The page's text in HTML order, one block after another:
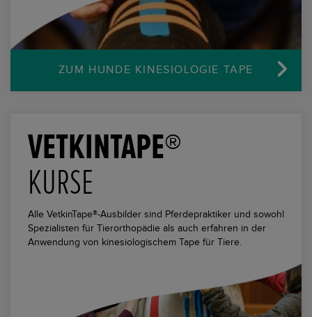
ZUM HUNDE KINESIOLOGIE TAPE
VETKINTAPE®
KURSE
Alle VetkinTape®-Ausbilder sind Pferdepraktiker und sowohl
Spezialisten für Tierorthopädie als auch erfahren in der
Anwendung von kinesiologischem Tape für Tiere.